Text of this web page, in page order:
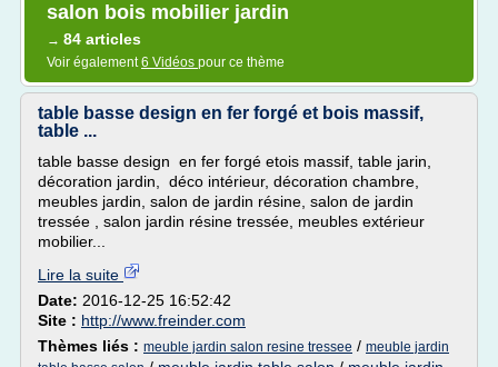
salon bois mobilier jardin
→ 84 articles
Voir également6 Vidéos pour ce thème
table basse design en fer forgé et bois massif,
table ...
table basse design en fer forgé etois massif, table jarin,
décoration jardin, déco intérieur, décoration chambre,
meubles jardin, salon de jardin résine, salon de jardin
tressée , salon jardin résine tressée, meubles extérieur
mobilier...
Lire la suite
Date: 2016-12-25 16:52:42
Site : http://www.freinder.com
Thèmes liés : meuble jardin salon resine tressee / meuble jardin